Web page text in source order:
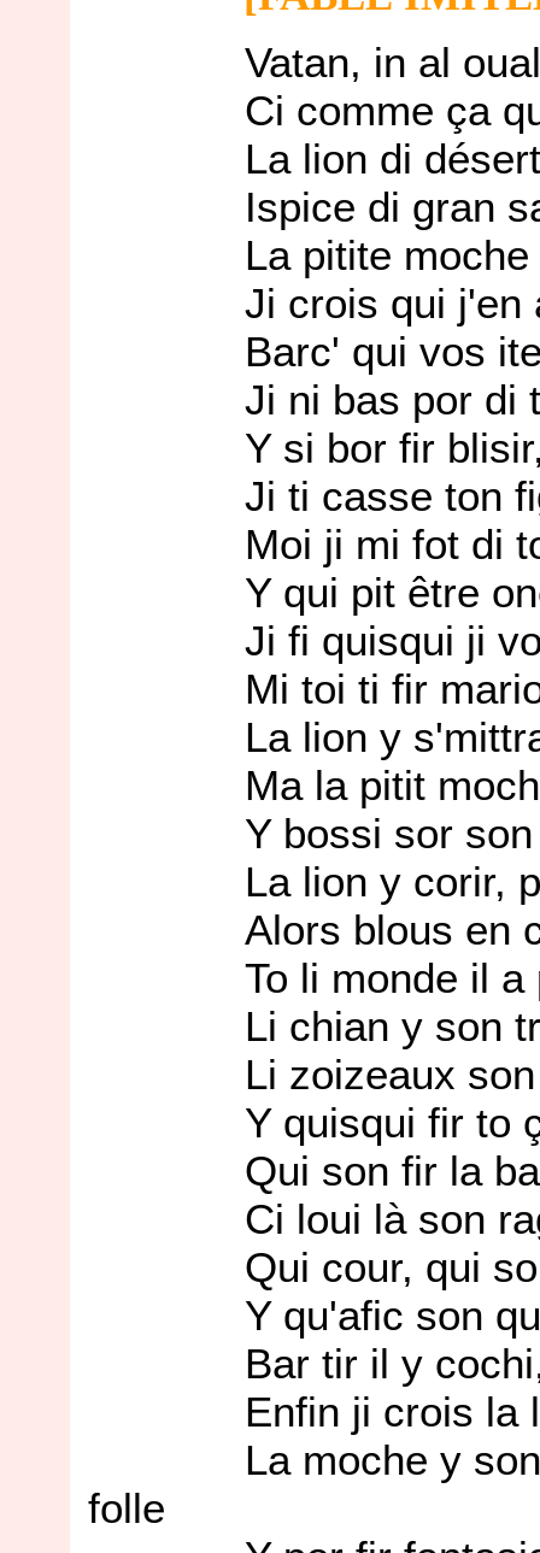
Vatan, in al
Ci comme ça qui
La lion di désert. -
Ispice di gran salti,
La pitite moche y
Ji crois qui j'en a
Barc' qui vos ites
Ji ni bas por di toi,
Y si bor fir blisir, ti
Ji ti casse ton
Moi ji mi fot di toi
Y qui pit être one
Ji fi quisqui ji vo,
Mi toi ti fir mariol,
La lion y s'mittra
Ma la pitit moch y
Y bossi sor son
La lion y corir, pas
Alors blous en
To li monde il a
Li chian y son
Li zoizeaux son
Y quisqui fir to ça
Qui son fir la
Ci loui là son ragi,
Qui cour, qui soute
Y qu'afic son
Bar tir il y cochi,
Enfin ji crois la
La moche y son
folle